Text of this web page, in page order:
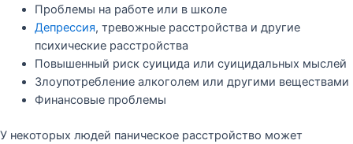
Проблемы на работе или в школе
Депрессия, тревожные расстройства и другие
психические расстройства
Повышенный риск суицида или суицидальных мыслей
Злоупотребление алкоголем или другими веществами
Финансовые проблемы
У некоторых людей паническое расстройство может